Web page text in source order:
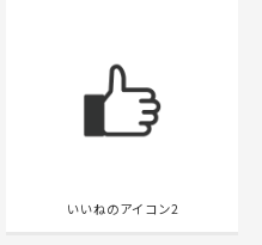
いいねのアイコン2